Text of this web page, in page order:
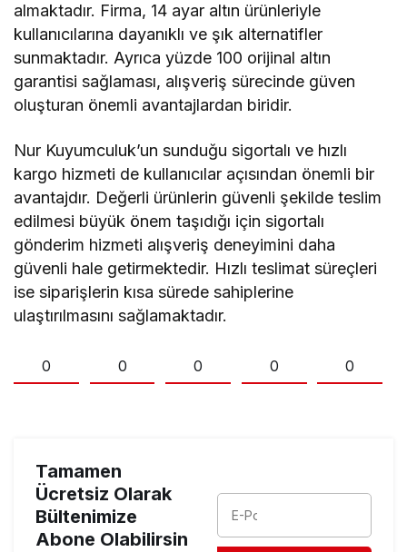
almaktadır. Firma, 14 ayar altın ürünleriyle
kullanıcılarına dayanıklı ve şık alternatifler
sunmaktadır. Ayrıca yüzde 100 orijinal altın
garantisi sağlaması, alışveriş sürecinde güven
oluşturan önemli avantajlardan biridir.
Nur Kuyumculuk’un sunduğu sigortalı ve hızlı
kargo hizmeti de kullanıcılar açısından önemli bir
avantajdır. Değerli ürünlerin güvenli şekilde teslim
edilmesi büyük önem taşıdığı için sigortalı
gönderim hizmeti alışveriş deneyimini daha
güvenli hale getirmektedir. Hızlı teslimat süreçleri
ise siparişlerin kısa sürede sahiplerine
ulaştırılmasını sağlamaktadır.
0 0 0 0 0
Tamamen
Ücretsiz Olarak
Bültenimize
Abone Olabilirsin